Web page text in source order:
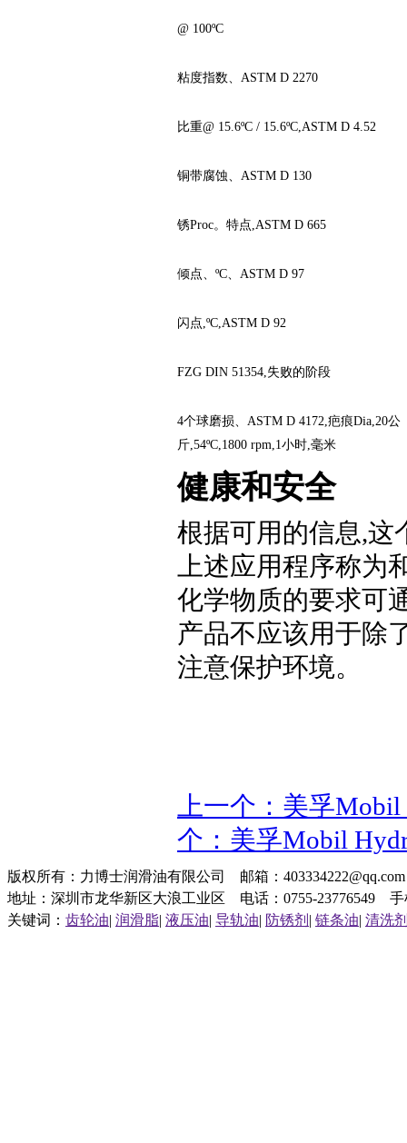
@ 100ºC
粘度指数、ASTM D 2270
比重@ 15.6ºC / 15.6ºC,ASTM D 4.52
铜带腐蚀、ASTM D 130
锈Proc。特点,ASTM D 665
倾点、ºC、ASTM D 97
闪点,ºC,ASTM D 92
FZG DIN 51354,失败的阶段
4个球磨损、ASTM D 4172,疤痕Dia,20公
斤,54ºC,1800 rpm,1小时,毫米
健康和安全
根据可用的信息,这
上述应用程序称为
化学物质的要求可
产品不应该用于除
注意保护环境。
上一个：美孚
个：美孚Mobil
版权所有：力博士润滑油有限公司 邮箱：
地址：深圳市龙华新区大浪工业区 电话：0755-23776549 手
关键词： 齿轮油| 润滑脂| 液压油| 导轨油| 防锈剂 | 链条油| 清洗